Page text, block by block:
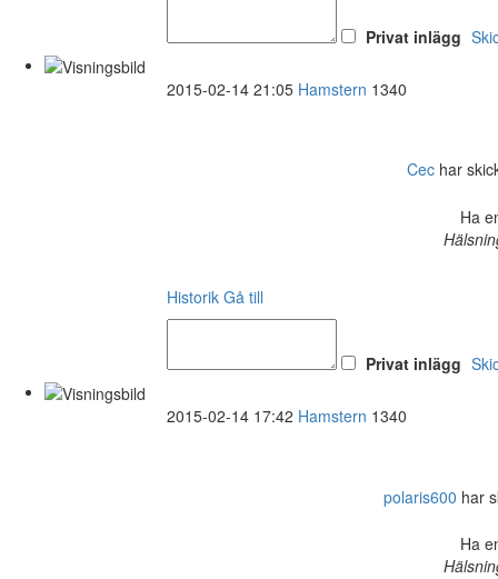
Privat inlägg
2015-02-14 21:05 Hamstern 1340
Cechar
Ha
Historik Gå till
Privat inlägg
2015-02-14 17:42 Hamstern 1340
polaris600 har
Ha